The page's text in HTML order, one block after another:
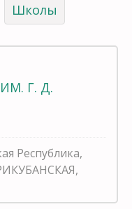
Школы
Г. Д.
Республика,